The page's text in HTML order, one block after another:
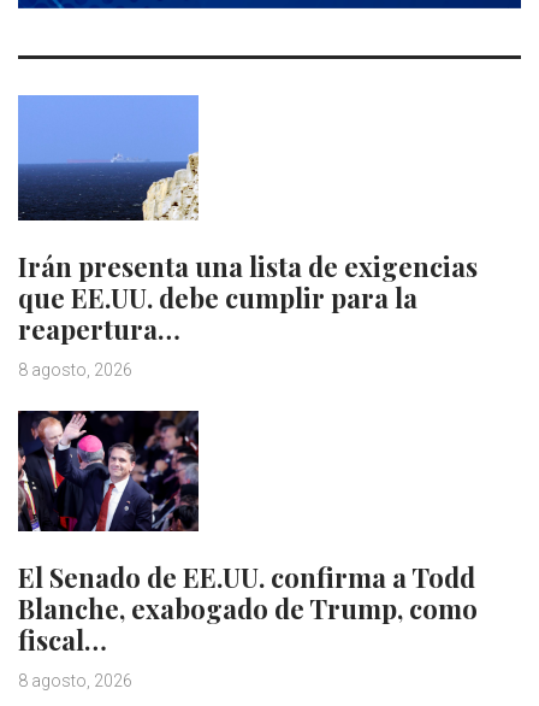
Irán presenta una lista de exigencias
que EE.UU. debe cumplir para la
reapertura…
8 agosto, 2026
El Senado de EE.UU. confirma a Todd
Blanche, exabogado de Trump, como
fiscal…
8 agosto, 2026